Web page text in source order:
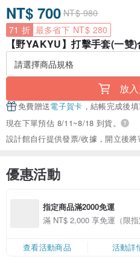
NT$ 700 NT$ 980
71 折 最多省下 NT$ 280
【野YAKYU】打擊手套(一雙
放
免費贈送電子賀卡 ，結帳完成後
現在下單預估 8/11~8/18 到貨。
設計館自行提供發票/收據，開立後將
優惠活動
指定商品滿2000免運
滿 NT$ 2,000 享免運（限
查看活動商品
活動詳